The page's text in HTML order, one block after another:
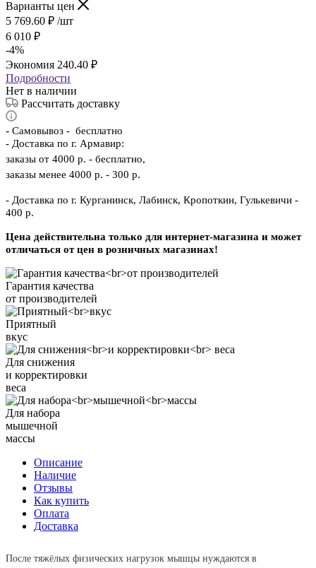
Варианты цен
5 769.60 ₽ /шт
6 010 ₽
-4%
Экономия 240.40 ₽
Подробности
Нет в наличии
Рассчитать доставку
- Самовывоз - бесплатно
- Доставка по г. Армавир:
заказы от 4000 р. - бесплатно,
заказы менее 4000 р. - 300 р.
- Доставка по г. Курганинск, Лабинск, Кропоткин, Гулькевичи -
400 р.
Цена действительна только для интернет-магазина и может
отличаться от цен в розничных магазинах!
Гарантия качества
от производителей
Приятный
вкус
Для снижения
и корректировки
веса
Для набора
мышечной
массы
Описание
Наличие
Отзывы
Как купить
Оплата
Доставка
После тяжёлых физических нагрузок мышцы нуждаются в